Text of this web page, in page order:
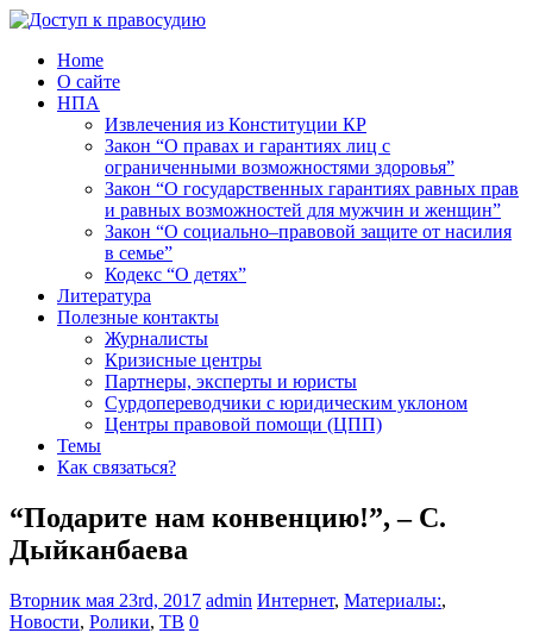
Home
О сайте
НПА
Извлечения из Конституции КР
Закон “О правах и гарантиях лиц с
ограниченными возможностями здоровья”
Закон “О государственных гарантиях равных прав
и равных возможностей для мужчин и женщин”
Закон “О социально–правовой защите от насилия
в семье”
Кодекс “О детях”
Литература
Полезные контакты
Журналисты
Кризисные центры
Партнеры, эксперты и юристы
Сурдопереводчики с юридическим уклоном
Центры правовой помощи (ЦПП)
Темы
Как связаться?
“Подарите нам конвенцию!”, – С.
Дыйканбаева
Вторник мая 23rd, 2017 admin Интернет, Материалы:,
Новости, Ролики, ТВ 0